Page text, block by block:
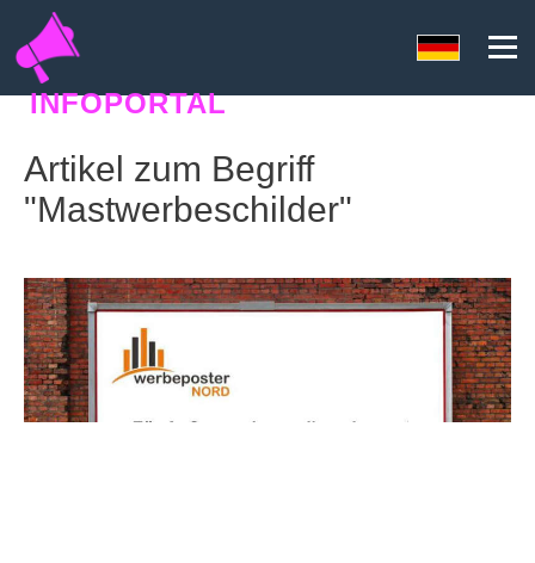
INFOPORTAL
Artikel zum Begriff
"Mastwerbeschilder"